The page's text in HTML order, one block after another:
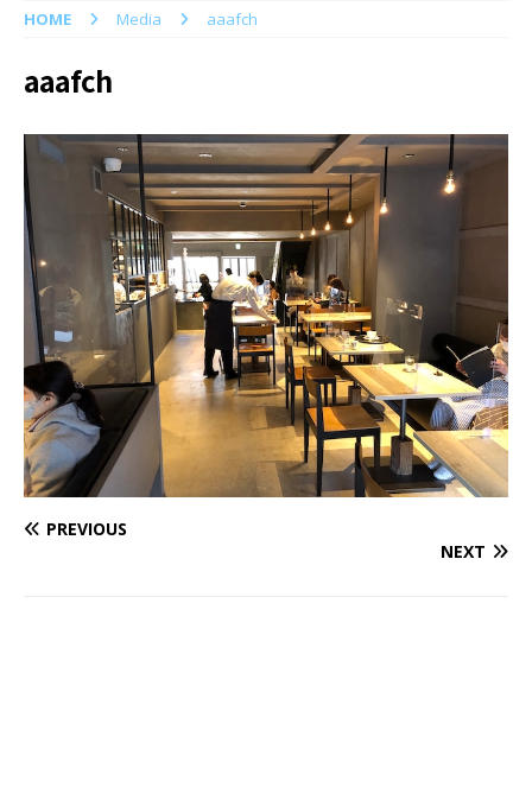
HOME Media aaafch
aaafch
PREVIOUS
NEXT